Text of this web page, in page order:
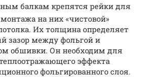
балкам крепятся рейки для
на них «чистовой»
Их толщина определяет
зазор между фольгой и
обшивки. Он необходим для
эффекта
фольгированного слоя.